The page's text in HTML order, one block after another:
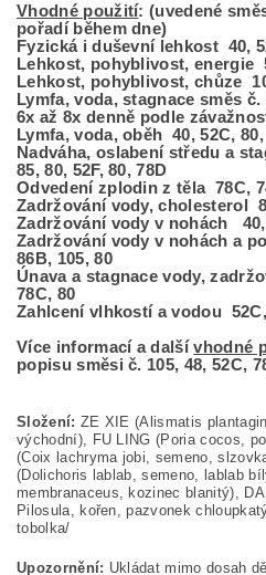
Vhodné použití: (uvedené
pořadí během dne)
Fyzická i duševní lehkost 40,
Lehkost, pohyblivost, energie
Lehkost, pohyblivost, chůze
Lymfa, voda, stagnace směs
6x až 8x denně podle
Lymfa, voda, oběh 40, 52C, 80,
Nadváha, oslabení středu a
85, 80, 52F, 80, 78D
Odvedení zplodin z těla 78C,
Zadržování vody, cholesterol
Zadržování vody v nohách 40,
Zadržování vody v nohách a
86B, 105, 80
Únava a stagnace vody,
78C, 80
Zahlcení vlhkostí a vodou 52C,
Více informací a dalšívhodné
popisu směsi č. 105, 48, 52C,
Složení: ZE XIE (Alismatis
východní), FU LING (Poria cocos,
(Coix lachryma jobi, semeno,
(Dolichoris lablab, semeno, lablab
membranaceus, kozinec blanitý),
Pilosula, kořen, pazvonek
tobolka/
Upozornění: Ukládat mimo dosah